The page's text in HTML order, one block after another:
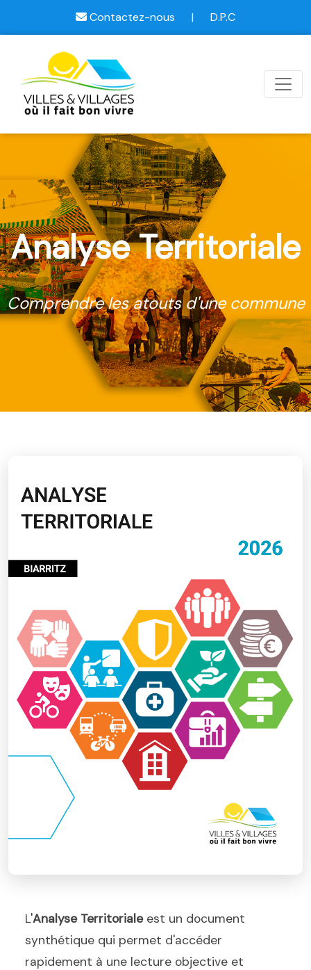
Contactez-nous | D.P.C
Analyse Territoriale
Comprendre les atouts d'une commune
L'Analyse Territorialeest un document
synthétique qui permet d'accéder
rapidement à une lecture objective et